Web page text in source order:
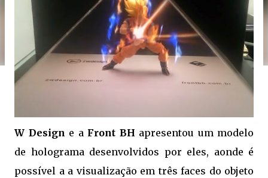
W Design e a Front BH apresentou um modelo
de holograma desenvolvidos por eles, aonde é
possível a a visualização em três faces do objeto